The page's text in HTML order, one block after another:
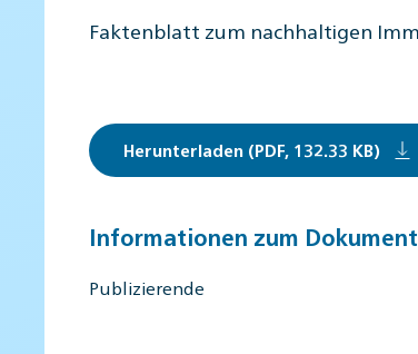
Faktenblatt zum nachhaltigen
Herunterladen (PDF, 132.33 KB)
Informationen zum Dokument
Publizierende